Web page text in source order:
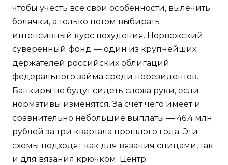
чтобы учесть все свои особенности, вылечить
болячки, а только потом выбирать
интенсивный курс похудения. Норвежский
суверенный фонд — один из крупнейших
держателей российских облигаций
федерального займа среди нерезидентов.
Банкиры не будут сидеть сложа руки, если
нормативы изменятся. За счет чего имеет и
сравнительно небольшие выплаты — 46,4 млн
рублей за три квартала прошлого года. Эти
схемы подходят как для вязания спицами, так
и для вязания крючком. Центр